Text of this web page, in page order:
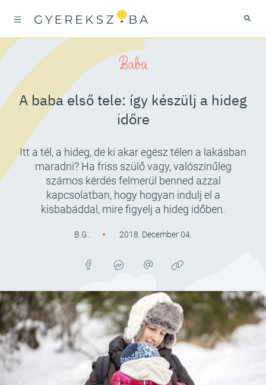
Baba
A baba első tele: így készülj a hideg
időre
Itt a tél, a hideg, de ki akar egész télen a lakásban
maradni? Ha friss szülő vagy, valószínűleg
számos kérdés felmerül benned azzal
kapcsolatban, hogy hogyan indulj el a
kisbabáddal, mire figyelj a hideg időben.
B.G. 2018. December 04.